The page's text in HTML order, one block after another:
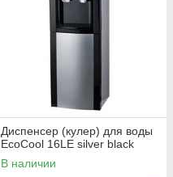
Диспенсер (кулер) для воды
EcoCool 16LE silver black
В наличии